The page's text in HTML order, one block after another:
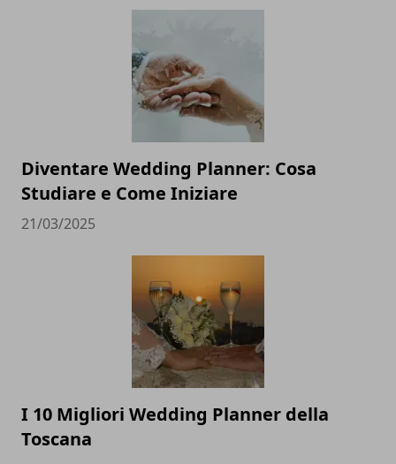
Diventare Wedding Planner: Cosa
Studiare e Come Iniziare
21/03/2025
I 10 Migliori Wedding Planner della
Toscana